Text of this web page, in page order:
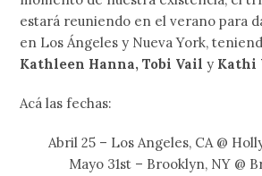
estará reuniendo en el verano para
en Los Ángeles y Nueva York,
Kathleen Hanna, Tobi Vail y Kathi
Acá las fechas:
Abril 25 – Los Angeles, CA @
Mayo 31st – Brooklyn, NY @